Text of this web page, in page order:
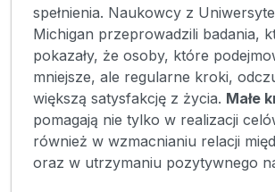
spełnienia. Naukowcy z
Michigan przeprowadzili badania,
pokazały, że osoby, które
mniejsze, ale regularne kroki,
większą satysfakcję z życia. Małe
pomagają nie tylko w realizacji
również w wzmacnianiu relacji
oraz w utrzymaniu pozytywnego